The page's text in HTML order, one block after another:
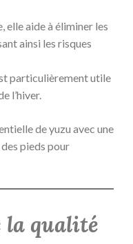
elle aide à éliminer les
ainsi les risques
particulièrement utile
l’hiver.
de yuzu avec une
pieds pour
la qualité